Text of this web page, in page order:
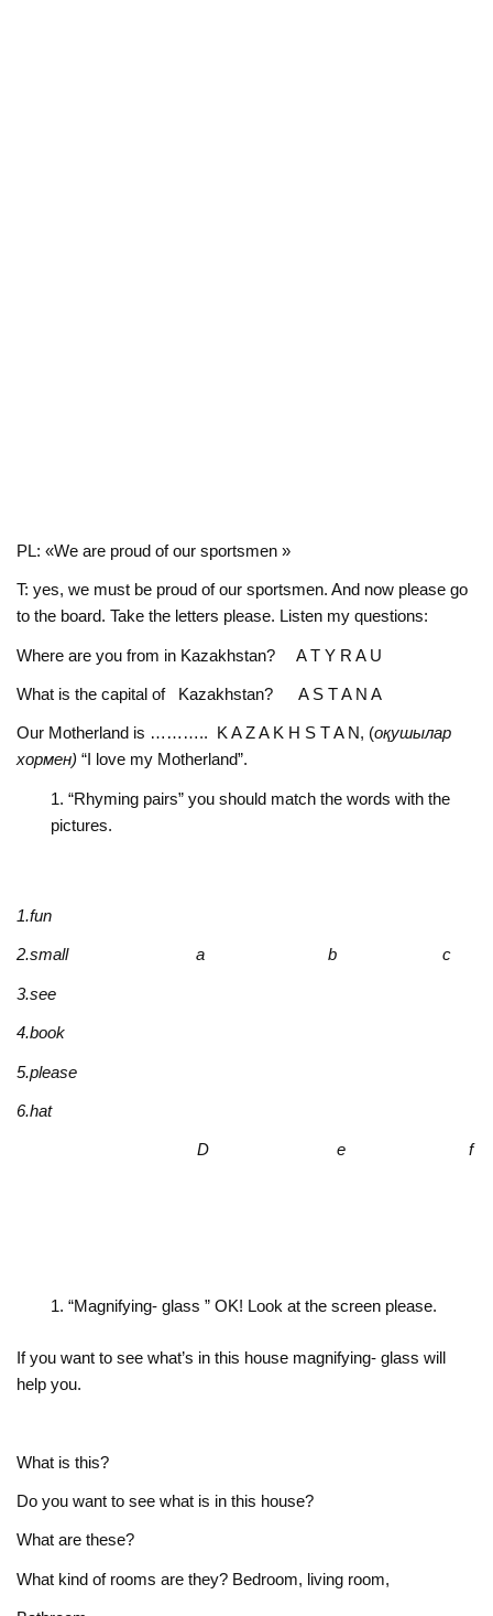
PL: «We are proud of our sportsmen »
T: yes, we must be proud of our sportsmen. And now please go
to the board. Take the letters please. Listen my questions:
Where are you from in Kazakhstan? A T Y R A U
What is the capital of Kazakhstan? A S T A N A
Our Motherland is ……….. K A Z A K H S T A N, (оқушылар
хормен) “I love my Motherland”.
“Rhyming pairs” you should match the words with the
pictures.
1.fun
2.small a b c
3.see
4.book
5.please
6.hat
D e f
“Magnifying- glass ” OK! Look at the screen please.
If you want to see what’s in this house magnifying- glass will
help you.
What is this?
Do you want to see what is in this house?
What are these?
What kind of rooms are they? Bedroom, living room,